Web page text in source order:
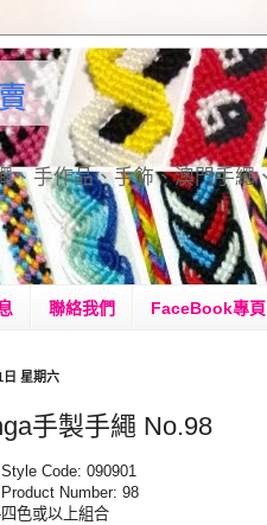
手作品、手飾、澳門手
聯絡我們 FaceBook專頁
日 星期六
手製手繩 No.98
Code: 090901
Number: 98
色或以上組合